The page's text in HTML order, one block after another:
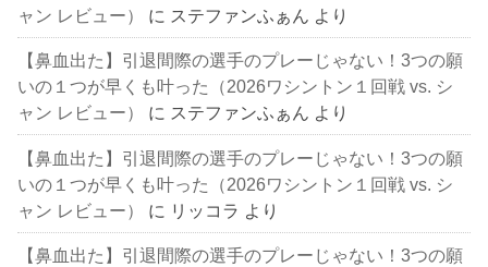
ャン レビュー）
に ステファンふぁん より
【鼻血出た】引退間際の選手のプレーじゃない！3つの願
いの１つが早くも叶った（2026ワシントン１回戦 vs. シ
ャン レビュー）
に ステファンふぁん より
【鼻血出た】引退間際の選手のプレーじゃない！3つの願
いの１つが早くも叶った（2026ワシントン１回戦 vs. シ
ャン レビュー）
に リッコラ より
【鼻血出た】引退間際の選手のプレーじゃない！3つの願